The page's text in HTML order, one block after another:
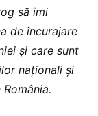
să îmi
de încurajare
și care sunt
naționali și